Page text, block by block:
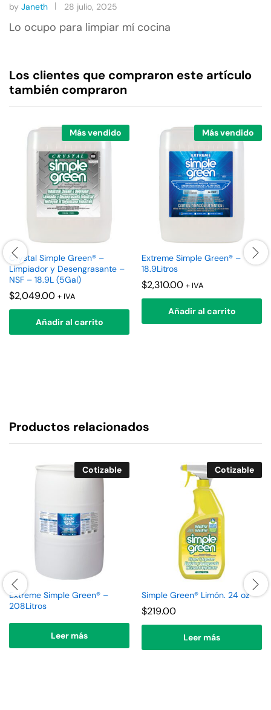
Valorado
con4
by Janeth 28 julio, 2025
Lo ocupo para limpiar mí cocina
Los clientes que compraron este artículo
también compraron
Más vendido
Crystal Simple Green® –
Limpiador y Desengrasante –
NSF – 18.9L (5Gal)
$2,049.00 + IVA
Añadir al carrito
Más vendido
Extreme Simple Green® –
18.9Litros
$2,310.00 + IVA
Añadir al carrito
Productos relacionados
Cotizable
Extreme Simple Green® –
208Litros
Leer más
Cotizable
Simple Green® Limón. 24 oz
$219.00
Leer más